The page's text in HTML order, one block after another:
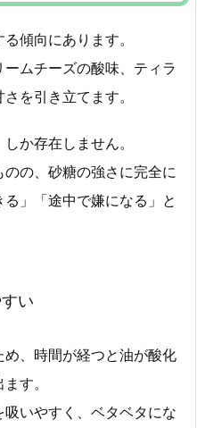
傾向にあります。
ムチーズの酸味、ティラ
を引き立てます。
か存在しません。
の、砂糖の強さに完全に
」「途中で嫌になる」と
い
、時間が経つと油が酸化
す。
いやすく、ベタベタにな